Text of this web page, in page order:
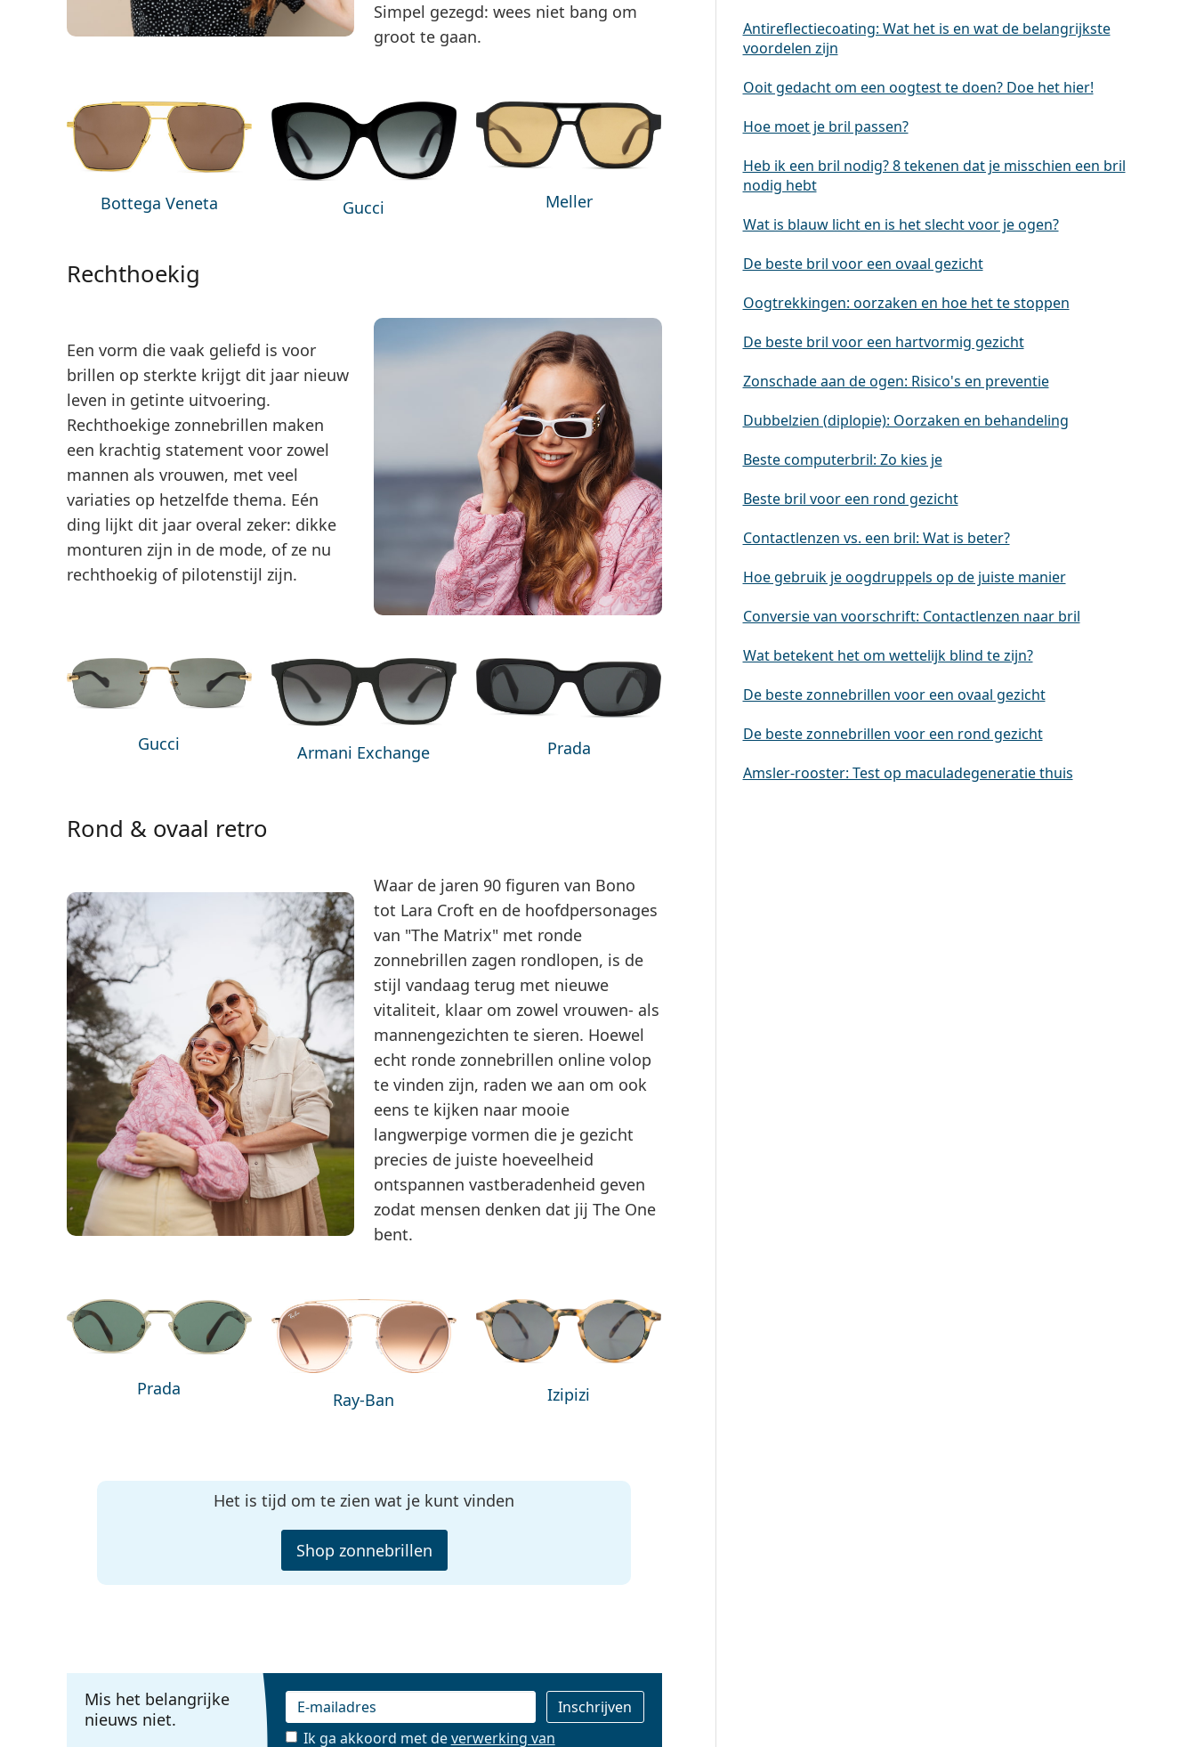
Simpel gezegd: wees niet bang om
groot te gaan.
Bottega Veneta Gucci Meller
Rechthoekig
Een vorm die vaak geliefd is voor
brillen op sterkte krijgt dit jaar nieuw
leven in getinte uitvoering.
Rechthoekige zonnebrillen maken
een krachtig statement voor zowel
mannen als vrouwen, met veel
variaties op hetzelfde thema. Eén
ding lijkt dit jaar overal zeker: dikke
monturen zijn in de mode, of ze nu
rechthoekig of pilotenstijl zijn.
Gucci Armani Exchange Prada
Rond & ovaal retro
Waar de jaren 90 figuren van Bono
tot Lara Croft en de hoofdpersonages
van "The Matrix" met ronde
zonnebrillen zagen rondlopen, is de
stijl vandaag terug met nieuwe
vitaliteit, klaar om zowel vrouwen- als
mannengezichten te sieren. Hoewel
echt ronde zonnebrillen online volop
te vinden zijn, raden we aan om ook
eens te kijken naar mooie
langwerpige vormen die je gezicht
precies de juiste hoeveelheid
ontspannen vastberadenheid geven
zodat mensen denken dat jij The One
bent.
Prada
Ray-Ban Izipizi
Het is tijd om te zien wat je kunt vinden
Shop zonnebrillen
Mis het belangrijke
nieuws niet.
Ik ga akkoord met deverwerking van
Antireflectiecoating: Wat het is en wat de belangrijkste
voordelen zijn
Ooit gedacht om een oogtest te doen? Doe het hier!
Hoe moet je bril passen?
Heb ik een bril nodig? 8 tekenen dat je misschien een bril
nodig hebt
Wat is blauw licht en is het slecht voor je ogen?
De beste bril voor een ovaal gezicht
Oogtrekkingen: oorzaken en hoe het te stoppen
De beste bril voor een hartvormig gezicht
Zonschade aan de ogen: Risico's en preventie
Dubbelzien (diplopie): Oorzaken en behandeling
Beste computerbril: Zo kies je
Beste bril voor een rond gezicht
Contactlenzen vs. een bril: Wat is beter?
Hoe gebruik je oogdruppels op de juiste manier
Conversie van voorschrift: Contactlenzen naar bril
Wat betekent het om wettelijk blind te zijn?
De beste zonnebrillen voor een ovaal gezicht
De beste zonnebrillen voor een rond gezicht
Amsler-rooster: Test op maculadegeneratie thuis